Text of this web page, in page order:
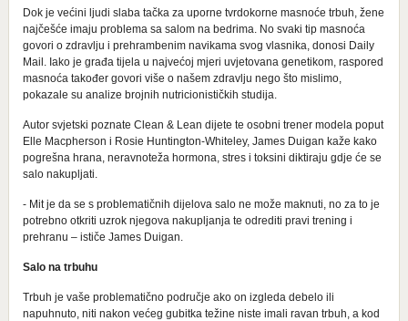
Dok je većini ljudi slaba tačka za uporne tvrdokorne masnoće trbuh, žene
najčešće imaju problema sa salom na bedrima. No svaki tip masnoća
govori o zdravlju i prehrambenim navikama svog vlasnika, donosi Daily
Mail. Iako je građa tijela u najvećoj mjeri uvjetovana genetikom, raspored
masnoća također govori više o našem zdravlju nego što mislimo,
pokazale su analize brojnih nutricionističkih studija.
Autor svjetski poznate Clean & Lean dijete te osobni trener modela poput
Elle Macpherson i Rosie Huntington-Whiteley, James Duigan kaže kako
pogrešna hrana, neravnoteža hormona, stres i toksini diktiraju gdje će se
salo nakupljati.
- Mit je da se s problematičnih dijelova salo ne može maknuti, no za to je
potrebno otkriti uzrok njegova nakupljanja te odrediti pravi trening i
prehranu – ističe James Duigan.
Salo na trbuhu
Trbuh je vaše problematično područje ako on izgleda debelo ili
napuhnuto, niti nakon većeg gubitka težine niste imali ravan trbuh, a kod